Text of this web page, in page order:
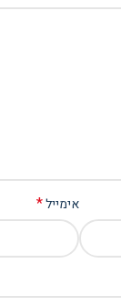
אימייל*